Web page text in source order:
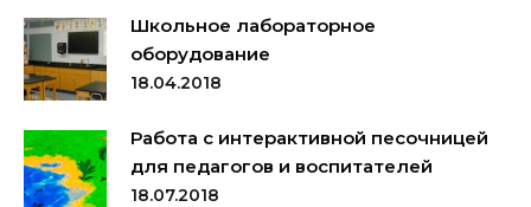
Школьное лабораторное
оборудование
18.04.2018
Работа с интерактивной песочницей
для педагогов и воспитателей
18.07.2018